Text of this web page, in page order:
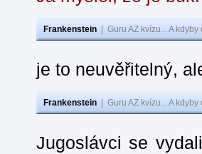
Frankenstein Guru AZ kvízu... A
je to neuvěřitelný,
Frankenstein Guru AZ kvízu... A
Jugoslávci se